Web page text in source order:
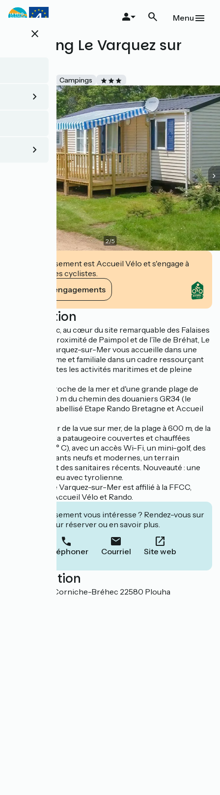
Aller
au
principalclose
Menu
Camping Le Varquez sur
Campings
2/5
Cet établissement est Accueil Vélo et s'engage à
accueillir des cyclistes.
Voir ses engagements
Description
Situé à Bréhec, au cœur du site remarquable des Falaises
de Plouha, à proximité de Paimpol et de l’île de Bréhat, Le
camping le Varquez-sur-Mer vous accueille dans une
ambiance calme et familiale dans un cadre ressourçant
propice à toutes les activités maritimes et de pleine
Vous serez proche de la mer et d'une grande plage de
sable fin, à 150 m du chemin des douaniers GR34 (le
camping est labellisé Etape Rando Bretagne et Accueil
Venez profiter de la vue sur mer, de la plage à 600 m, de la
piscine et de la pataugeoire couvertes et chauffées
(minimum 28° C), avec un accès Wi-Fi, un mini-golf, des
jeux pour enfants neufs et modernes, un terrain
multisports et des sanitaires récents. Nouveauté : une
structure de jeu avec tyrolienne.
Le camping le Varquez-sur-Mer est affilié à la FFCC,
agréé Vacaf, Accueil Vélo et Rando.
Cet établissement vous intéresse ? Rendez-vous sur
leur site pour réserver ou en savoir plus.
Téléphoner Courriel Site web
Localisation
5 route de la Corniche-Bréhec 22580 Plouha